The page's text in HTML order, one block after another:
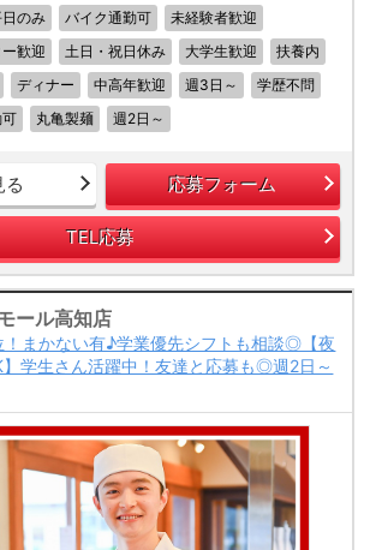
日のみ バイク通勤可
未経験者歓迎
歓迎 土日・祝日休み 大学生歓迎
扶養内
ディナー 中高年歓迎 週3日～
学歴不問
丸亀製麺 週2日～
る 応募フォーム
TEL応募
ール高知店
！まかない有♪学業優先シフトも相談◎【夜
学生さん活躍中！友達と応募も◎週2日～